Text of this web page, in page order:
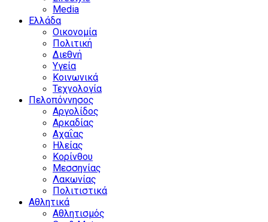
Media
Ελλάδα
Οικονομία
Πολιτική
Διεθνή
Υγεία
Κοινωνικά
Τεχνολογία
Πελοπόννησος
Αργολίδος
Αρκαδίας
Αχαΐας
Ηλείας
Κορίνθου
Μεσσηνίας
Λακωνίας
Πολιτιστικά
Αθλητικά
Αθλητισμός